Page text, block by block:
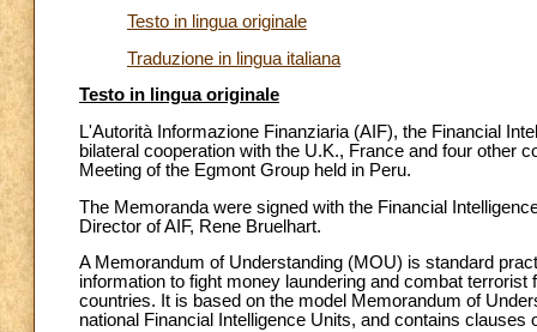
Testo in lingua originale
Traduzione in lingua italiana
Testo in lingua originale
L'Autorità Informazione Finanziaria (AIF), the Financial
bilateral cooperation with the U.K., France and four other
Meeting of the Egmont Group held in Peru.
The Memoranda were signed with the Financial
Director of AIF, Rene Bruelhart.
A Memorandum of Understanding (MOU) is standard
information to fight money laundering and combat
countries. It is based on the model Memorandum of
national Financial Intelligence Units, and contains